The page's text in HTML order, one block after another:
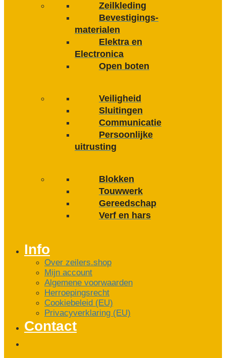
Zeilkleding
Bevestigings­­
materialen
Elektra en
Electronica
Open boten
Veiligheid
Sluitingen
Communicatie
Persoonlijke
uitrusting
Blokken
Touwwerk
Gereedschap
Verf en hars
Info
Over zeilers.shop
Mijn account
Algemene voorwaarden
Herroepingsrecht
Cookiebeleid (EU)
Privacyverklaring (EU)
Contact